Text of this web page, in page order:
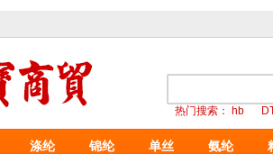
热门搜索： hb
涤纶 锦纶 单丝 氨纶